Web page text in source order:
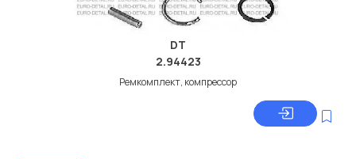
DT
2.94423
Ремкомплект, компрессор